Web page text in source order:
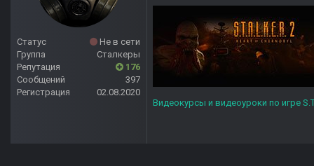
Статус
Не в сети
Группа
Сталкеры
Репутация
176
Сообщений
397
Регистрация
02.08.2020
Видеокурсы и видеоуроки по игре